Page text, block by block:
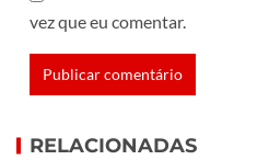
vez que eu comentar.
RELACIONADAS